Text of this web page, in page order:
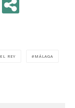
REY MÁLAGA